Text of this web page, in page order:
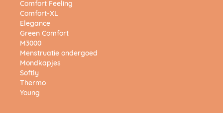
Comfort Feeling
Comfort-XL
Elegance
Green Comfort
M3000
Menstruatie ondergoed
Mondkapjes
Softly
Thermo
Young